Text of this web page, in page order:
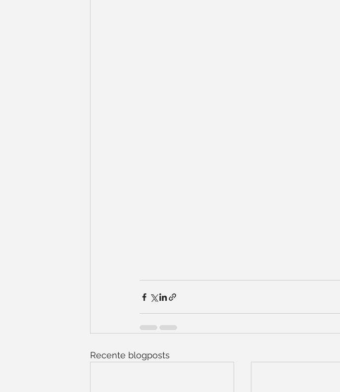
Recente blogposts